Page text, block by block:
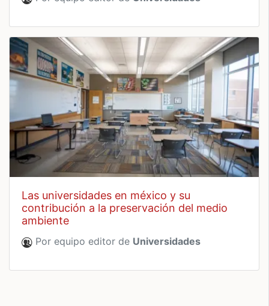
las universidades en méxico y su
contribución a la preservación del medio
ambiente
Por equipo editor de Universidades